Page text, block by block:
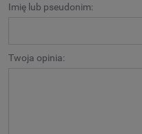
Imię lub pseudonim:
Twoja opinia: